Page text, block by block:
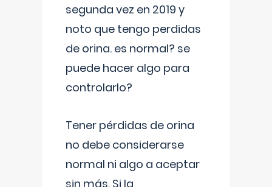
segunda vez en 2019 y
noto que tengo perdidas
de orina. es normal? se
puede hacer algo para
controlarlo?
Tener pérdidas de orina
no debe considerarse
normal ni algo a aceptar
sin más. Si la